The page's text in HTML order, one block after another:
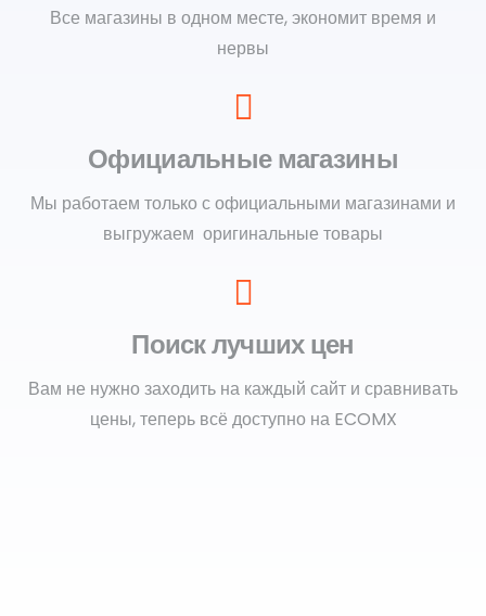
Все магазины в одном месте, экономит время и
нервы
Официальные магазины
Мы работаем только с официальными магазинами и
выгружаем оригинальные товары
Поиск лучших цен
Вам не нужно заходить на каждый сайт и сравнивать
цены, теперь всё доступно на ECOMX